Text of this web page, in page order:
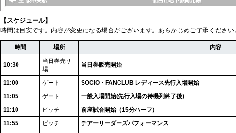
【スケジュール】
時間は目安です。内容が変更になる場合がございます。あらかじめご了承ください
時間 場所 内容
10:30
当日券売り
場
当日券販売開始
11:00 ゲート SOCIO・FANCLUB レディース先行入場開始
11:05 ゲート 一般入場開始(先行入場の待機列終了後)
11:10 ピッチ 前座試合開始（15分ハーフ）
11:55 ピッチ チアーリーダーズパフォーマンス